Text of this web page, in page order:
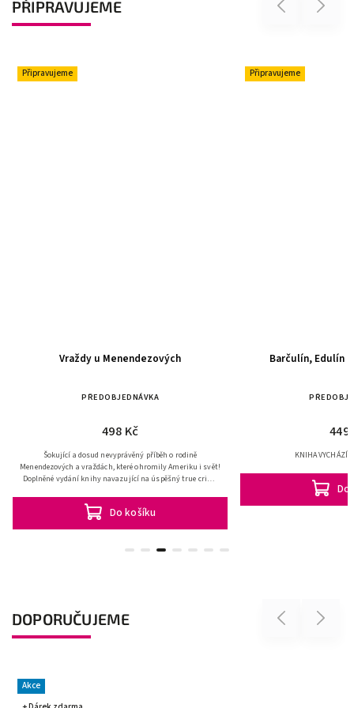
PŘIPRAVUJEME Previous
Připravujeme
Vraždy u Menendezových
PŘEDOBJEDNÁVKA
498 Kč
Do košíku
Šokující a dosud nevyprávěný příběh o rodině
Menendezových a vraždách, které ohromily Ameriku i svět!
Doplněné vydání knihy navazující na úspěšný true crime
Připravujeme
Barčulín, Edulín
449
Do
KNIHA VYCHÁZÍ
Next
DOPORUČUJEME Previous
Akce
Next